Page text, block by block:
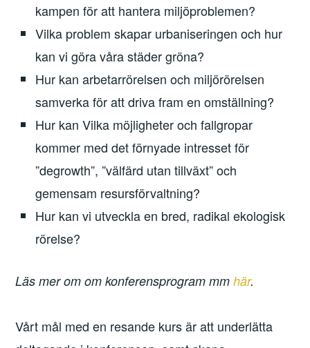
kampen för att hantera miljöproblemen?
Vilka problem skapar urbaniseringen och hur
kan vi göra våra städer gröna?
Hur kan arbetarrörelsen och miljörörelsen
samverka för att driva fram en omställning?
Hur kan Vilka möjligheter och fallgropar
kommer med det förnyade intresset för
”degrowth”, ”välfärd utan tillväxt” och
gemensam resursförvaltning?
Hur kan vi utveckla en bred, radikal ekologisk
rörelse?
Läs mer om om konferensprogram mmhär.
Vårt mål med en resande kurs är att underlätta